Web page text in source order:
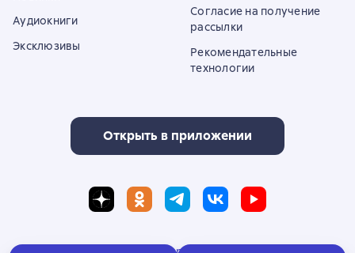
Аудиокниги
Эксклюзивы
Согласие на получение
рассылки
Рекомендательные
технологии
Открыть в приложении